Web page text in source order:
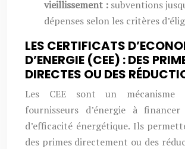
vieillissement : subventions
dépenses selon les critères
LES CERTIFICATS
D’ENERGIE (CEE) : DES
DIRECTES OU DES
Les CEE sont un mécanisme
fournisseurs d’énergie à
d’efficacité énergétique. Ils
des primes directement ou des